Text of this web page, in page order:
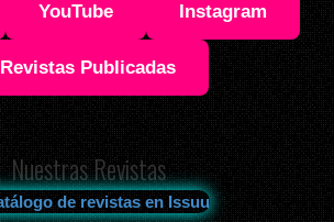
YouTube Instagram
Revistas Publicadas
Nuestras Revistas